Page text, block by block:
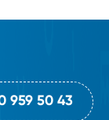
959 50 43